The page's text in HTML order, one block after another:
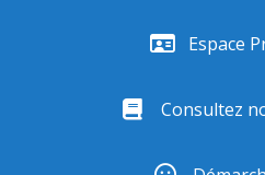
Espace
Consultez